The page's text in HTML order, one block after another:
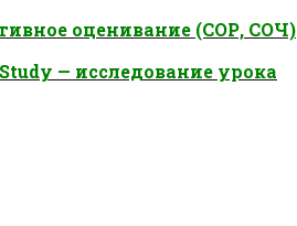
оценивание (СОР, СОЧ)
— исследование урока